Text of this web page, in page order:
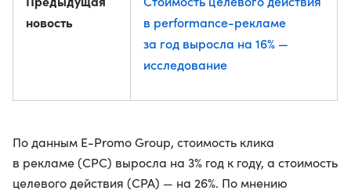
новость
в performance-рекламе
за год выросла на 16% —
исследование
По данным E-Promo Group, стоимость клика
в рекламе (CPC) выросла на 3% год к году, а стоимость
целевого действия (CPA) — на 26%. По мнению